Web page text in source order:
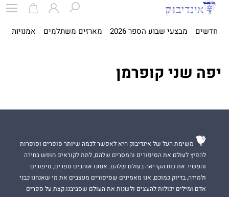
חדשים מבצעי שבוע הספר 2026 מארזים משתלמים אמנויות
יפה שני קופרמן
משימת העל של אינדיבוק היא לאפשר לכמה שיותר סופרים וסופרות
להפיץ לעולם את הסיפורים והמסרים שלהם, לתת לקוראים חופש בחירה
והעשיר את כוח הקריאה בעולם שלהם. אנחנו אוהבים ספרים, סיפורים
ולמידה, בדיוק כמוכם, אנו מאמינים שסיפורים מעצבים את מי שאנחנו כבני
אדם ומילים יכולות להעצים ולשנות את העולם שסביבנו.קצת על ספרים